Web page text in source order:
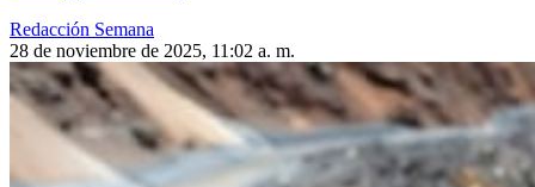
Redacción Semana
28 de noviembre de 2025, 11:02 a. m.